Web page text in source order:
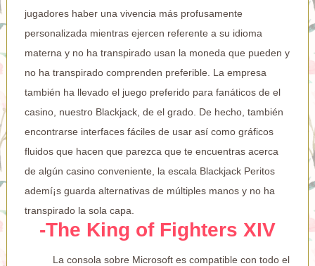
jugadores haber una vivencia más profusamente
personalizada mientras ejercen referente a su idioma
materna y no ha transpirado usan la moneda que pueden y
no ha transpirado comprenden preferible. La empresa
también ha llevado el juego preferido para fanáticos de el
casino, nuestro Blackjack, de el grado. De hecho, también
encontrarse interfaces fáciles de usar así­ como gráficos
fluidos que hacen que parezca que te encuentras acerca
de algún casino conveniente, la escala Blackjack Peritos
ademí¡s guarda alternativas de múltiples manos y no ha
transpirado la sola capa.
-The King of Fighters XIV
La consola sobre Microsoft es compatible con todo el